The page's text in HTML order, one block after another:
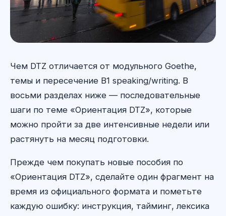
Чем DTZ отличается от модульного Goethe,
темы и пересечение B1 speaking/writing. В
восьми разделах ниже — последовательные
шаги по теме «Ориентация DTZ», которые
можно пройти за две интенсивные недели или
растянуть на месяц подготовки.
Прежде чем покупать новые пособия по
«Ориентация DTZ», сделайте один фрагмент на
время из официального формата и пометьте
каждую ошибку: инструкция, тайминг, лексика